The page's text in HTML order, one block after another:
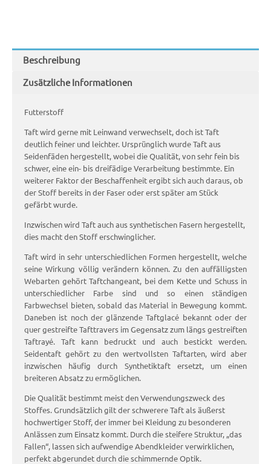
Beschreibung
Zusätzliche Informationen
Futterstoff
Taft wird gerne mit Leinwand verwechselt, doch ist Taft
deutlich feiner und leichter. Ursprünglich wurde Taft aus
Seidenfäden hergestellt, wobei die Qualität, von sehr fein bis
schwer, eine ein- bis dreifädige Verarbeitung bestimmte. Ein
weiterer Faktor der Beschaffenheit ergibt sich auch daraus, ob
der Stoff bereits in der Faser oder erst später am Stück
gefärbt wurde.
Inzwischen wird Taft auch aus synthetischen Fasern hergestellt,
dies macht den Stoff erschwinglicher.
Taft wird in sehr unterschiedlichen Formen hergestellt, welche
seine Wirkung völlig verändern können. Zu den auffälligsten
Webarten gehört Taftchangeant, bei dem Kette und Schuss in
unterschiedlicher Farbe sind und so einen ständigen
Farbwechsel bieten, sobald das Material in Bewegung kommt.
Daneben ist noch der glänzende Taftglacé bekannt oder der
quer gestreifte Tafttravers im Gegensatz zum längs gestreiften
Taftrayé. Taft kann bedruckt und auch bestickt werden.
Seidentaft gehört zu den wertvollsten Taftarten, wird aber
inzwischen häufig durch Synthetiktaft ersetzt, um einen
breiteren Absatz zu ermöglichen.
Die Qualität bestimmt meist den Verwendungszweck des
Stoffes. Grundsätzlich gilt der schwerere Taft als äußerst
hochwertiger Stoff, der immer bei Kleidung zu besonderen
Anlässen zum Einsatz kommt. Durch die steifere Struktur, „das
Fallen“, lassen sich aufwendige Abendkleider verwirklichen,
perfekt abgerundet durch die schimmernde Optik.